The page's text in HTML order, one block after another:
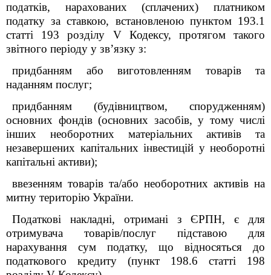
податків, нарахованих (сплачених) платником
податку за ставкою, встановленою пунктом 193.1
статті 193 розділу V Кодексу, протягом такого
звітного періоду у зв’язку з:
придбанням або виготовленням товарів та
наданням послуг;
придбанням (будівництвом, спорудженням)
основних фондів (основних засобів, у тому числі
інших необоротних матеріальних активів та
незавершених капітальних інвестицій у необоротні
капітальні активи);
ввезенням товарів та/або необоротних активів на
митну територію України.
Податкові накладні, отримані з ЄРПН, є для
отримувача товарів/послуг підставою для
нарахування сум податку, що відносяться до
податкового кредиту (пункт 198.6 статті 198